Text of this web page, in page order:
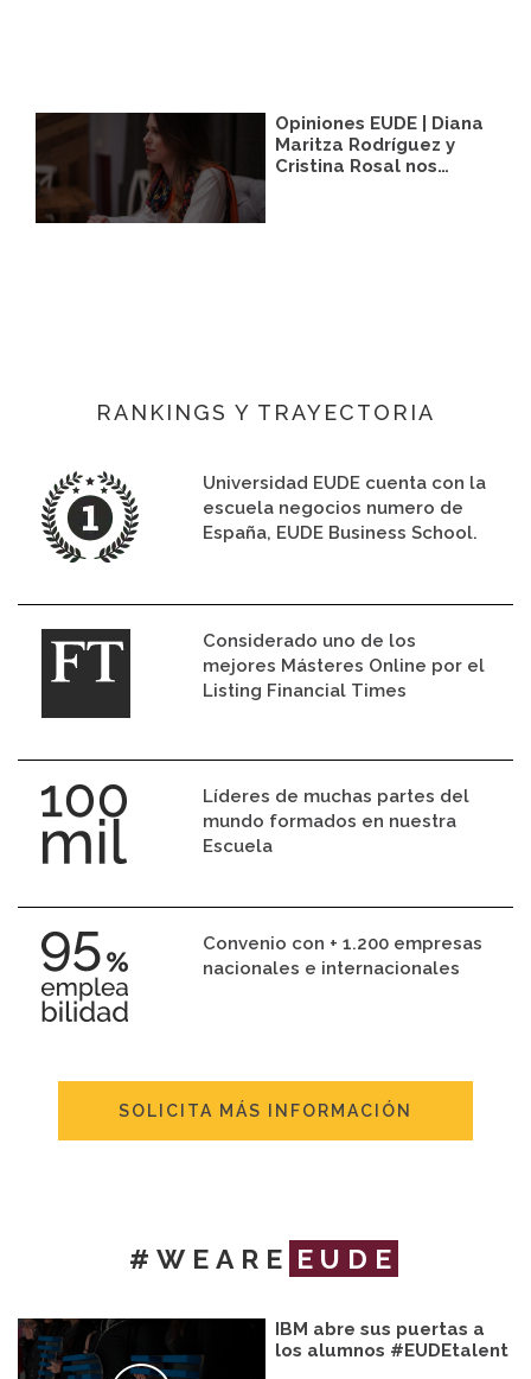
Opiniones EUDE | Diana
Maritza Rodríguez y
Cristina Rosal nos…
RANKINGS Y TRAYECTORIA
Universidad EUDE cuenta con la
escuela negocios numero de
España, EUDE Business School.
Considerado uno de los
mejores Másteres Online por el
Listing Financial Times
Líderes de muchas partes del
mundo formados en nuestra
Escuela
Convenio con + 1.200 empresas
nacionales e internacionales
SOLICITA MÁS INFORMACIÓN
#WEARE EUDE
IBM abre sus puertas a
los alumnos #EUDEtalent